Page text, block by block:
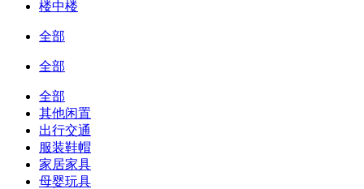
楼中楼
全部
全部
全部
其他闲置
出行交通
服装鞋帽
家居家具
母婴玩具